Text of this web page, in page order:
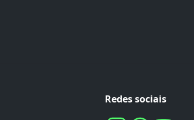
Redes sociais